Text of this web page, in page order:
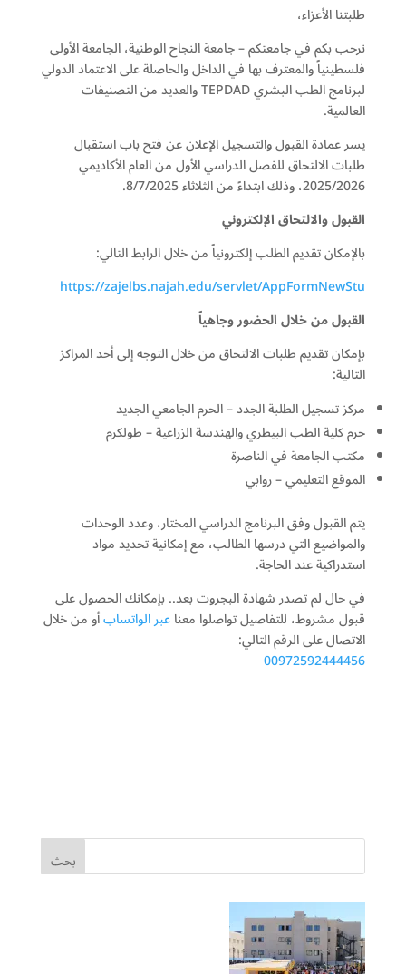
طلبتنا الأعزاء،
نرحب بكم في جامعتكم – جامعة النجاح الوطنية، الجامعة الأولى
فلسطينياً والمعترف بها في الداخل والحاصلة على الاعتماد الدولي
لبرنامج الطب البشري TEPDAD والعديد من التصنيفات
العالمية.
يسر عمادة القبول والتسجيل الإعلان عن فتح باب استقبال
طلبات الالتحاق للفصل الدراسي الأول من العام الأكاديمي
2025/2026، وذلك ابتداءً من الثلاثاء 8/7/2025.
القبول والالتحاق الإلكتروني
بالإمكان تقديم الطلب إلكترونياً من خلال الرابط التالي:
https://zajelbs.najah.edu/servlet/AppFormNewStu
القبول من خلال الحضور وجاهياً
بإمكان تقديم طلبات الالتحاق من خلال التوجه إلى أحد المراكز
التالية:
مركز تسجيل الطلبة الجدد – الحرم الجامعي الجديد
حرم كلية الطب البيطري والهندسة الزراعية – طولكرم
مكتب الجامعة في الناصرة
الموقع التعليمي – روابي
يتم القبول وفق البرنامج الدراسي المختار، وعدد الوحدات
والمواضيع التي درسها الطالب، مع إمكانية تحديد مواد
استدراكية عند الحاجة.
في حال لم تصدر شهادة البجروت بعد.. بإمكانك الحصول على
قبول مشروط، للتفاصيل تواصلوا معناعبر الواتسابأو من خلال
الاتصال على الرقم التالي:
00972592444456